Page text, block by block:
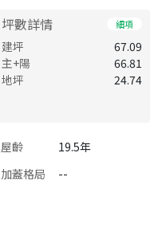
坪數詳情 細項
建坪
67.09
主+陽
66.81
地坪
24.74
屋齡
19.5年
加蓋格局
--